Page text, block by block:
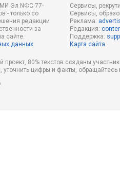
Эл NФС 77-
- только со
редакции
за
сайте.
данных
Сервисы,
Сервисы,
Реклама:
Редакция:
Поддержка:
Карта сайта
проект, 80% текстов созданы
уточнить цифры и факты,